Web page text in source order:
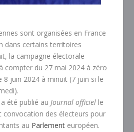
sont organisées en France
dans certains territoires
la campagne électorale
compter du 27 mai 2024 à zéro
8 juin 2024 à minuit (7 juin si le
a été publié au Journal officiel le
convocation des électeurs pour
au Parlement européen.